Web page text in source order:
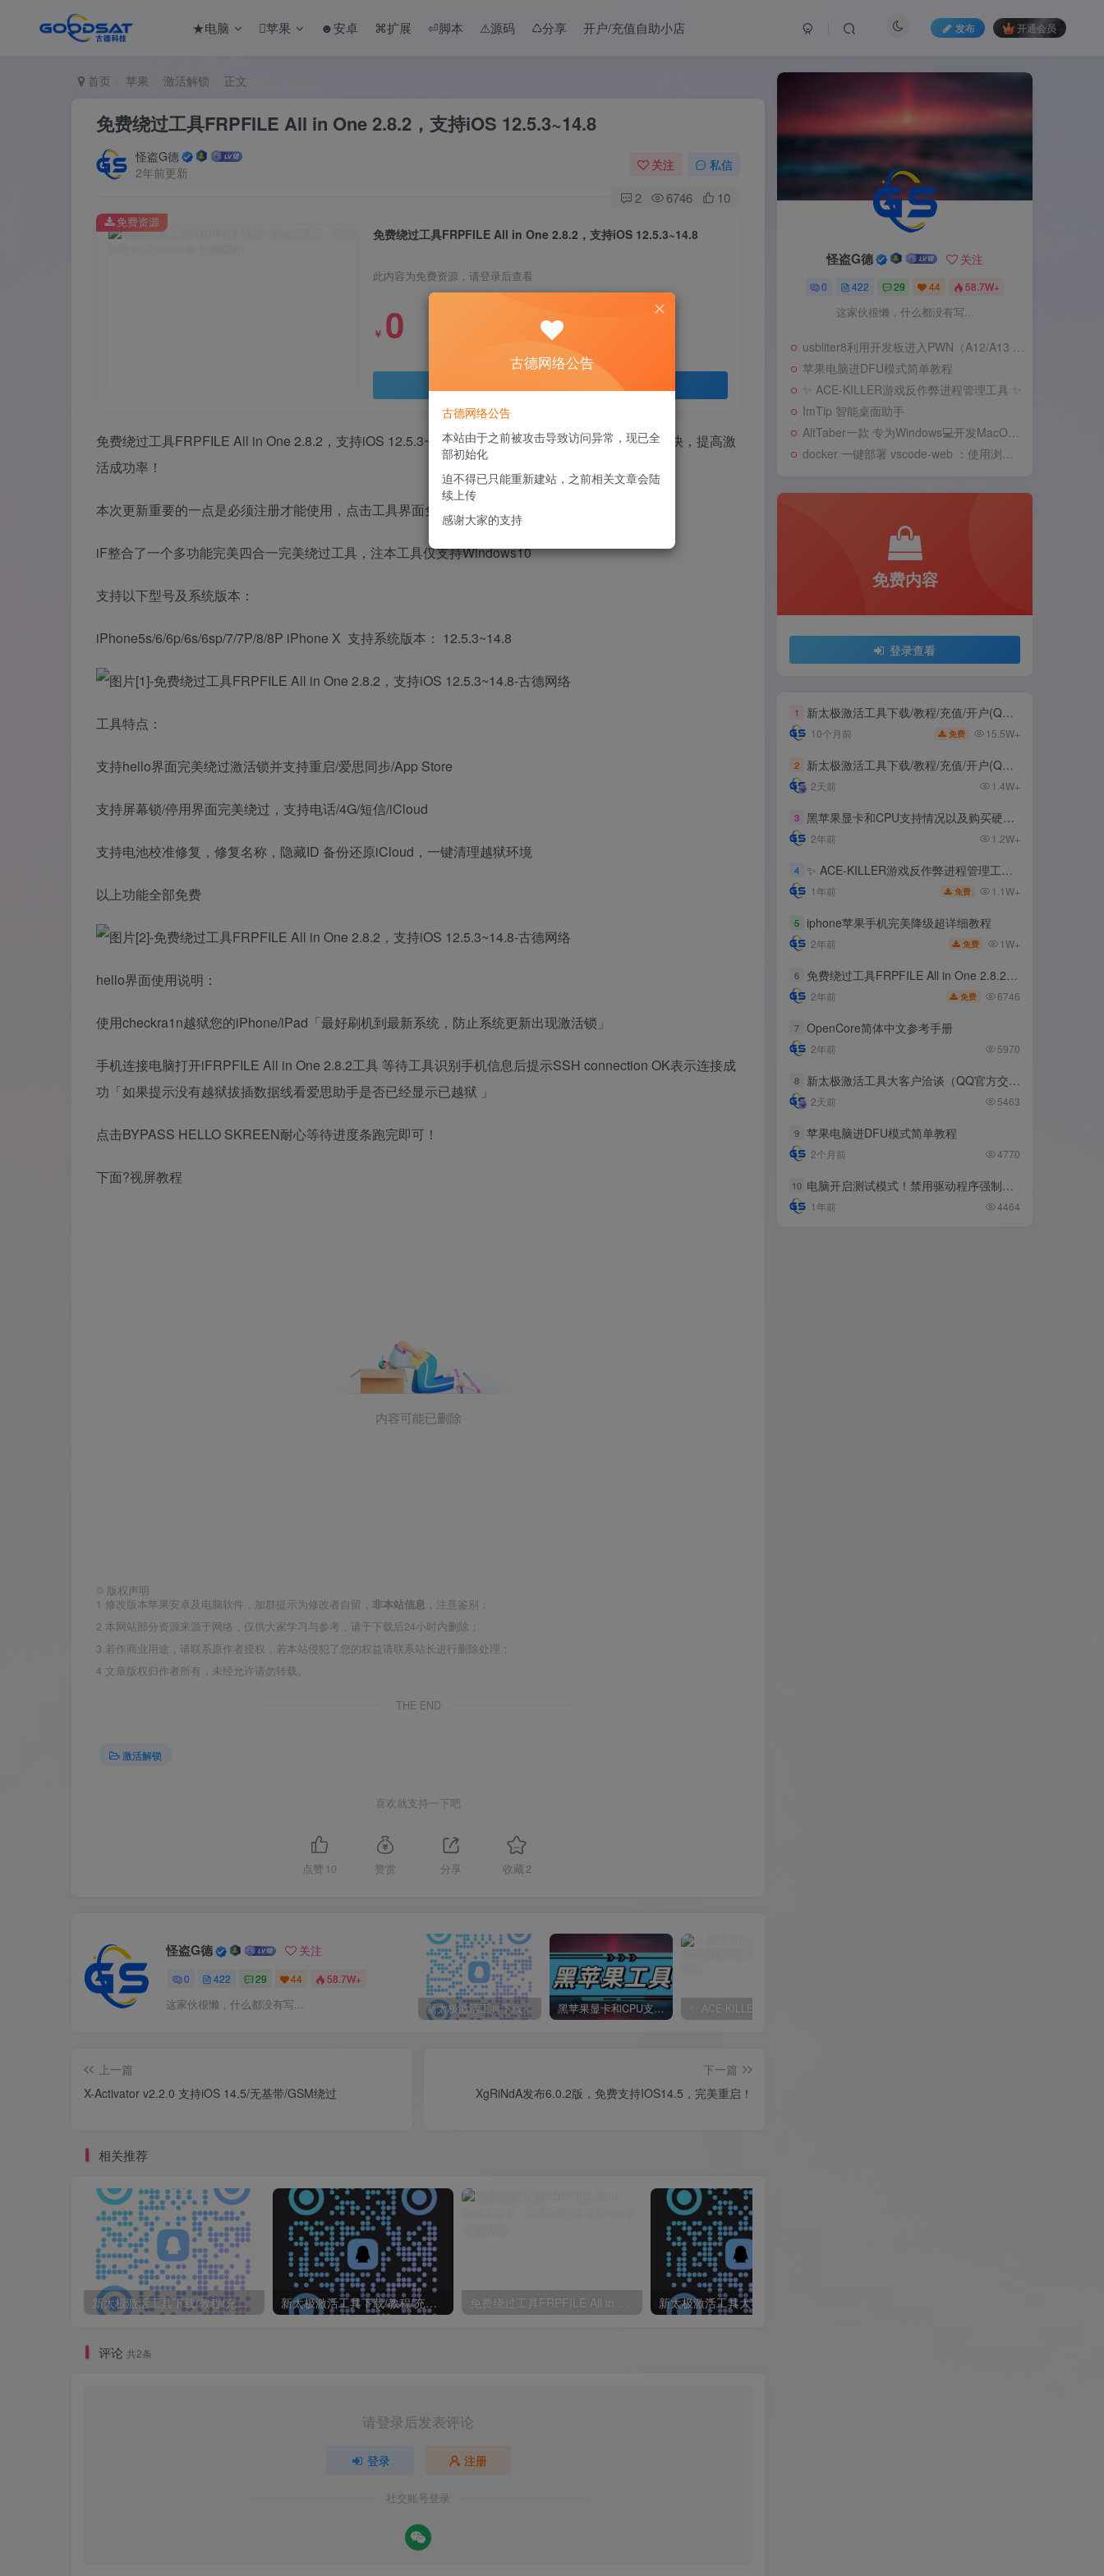
★电脑 苹果 ☻安卓 ⌘扩展 ⏎脚本 ⚠︎源码 ♺分享 开户/充值自助小店 发布 开通会员
首页 苹果 激活解锁 正文
免费绕过工具FRPFILE All in One 2.8.2，支持iOS 12.5.3~14.8
怪盗G德
2年前更新
关注 私信
2 6746 10
免费绕过工具FRPFILE All in One 2.8.2，支持iOS 12.5.3~14.8
此内容为免费资源，请登录后查看
￥ 0
免费资源
免费绕过工具FRPFILE All in One 2.8.2，支持iOS 12.5.3~14.8 修复了一切问题，更重要的是速度变快，提高激
活成功率！
本次更新重要的一点是必须注册才能使用，点击工具界面免费注册SN
iF整合了一个多功能完美四合一完美绕过工具，注本工具仅支持Windows10
支持以下型号及系统版本：
iPhone5s/6/6p/6s/6sp/7/7P/8/8P iPhone X 支持系统版本： 12.5.3~14.8
工具特点：
支持hello界面完美绕过激活锁并支持重启/爱思同步/App Store
支持屏幕锁/停用界面完美绕过，支持电话/4G/短信/iCloud
支持电池校准修复，修复名称，隐藏ID 备份还原iCloud，一键清理越狱环境
以上功能全部免费
hello界面使用说明：
使用checkra1n越狱您的iPhone/iPad「最好刷机到最新系统，防止系统更新出现激活锁」
手机连接电脑打开iFRPFILE All in One 2.8.2工具 等待工具识别手机信息后提示SSH connection OK表示连接成
功「如果提示没有越狱拔插数据线看爱思助手是否已经显示已越狱 」
点击BYPASS HELLO SKREEN耐心等待进度条跑完即可！
下面?视屏教程
© 版权声明
1 修改版本苹果安卓及电脑软件，加群提示为修改者自留， 非本站信息 ，注意鉴别；
2 本网站部分资源来源于网络，仅供大家学习与参考，请于下载后24小时内删除；
3 若作商业用途，请联系原作者授权，若本站侵犯了您的权益请联系站长进行删除处理；
4 文章版权归作者所有，未经允许请勿转载。
THE END
激活解锁
喜欢就支持一下吧
点赞 10 赞赏 分享 收藏 2
怪盗G德 关注
0 422 29 44 58.7W+
这家伙很懒，什么都没有写... 新太极激活工具下载/教程/充值/开户(QQ交流群号749113977) 黑苹果显卡和CPU支持情况以及购买硬件防踩坑指南
上一篇
X-Activator v2.2.0 支持iOS 14.5/无基带/GSM绕过
下一篇
XgRiNdA发布6.0.2版，免费支持IOS14.5，完美重启！
相关推荐
新太极激活工具下载/教程/充值/开户(QQ交流群号749113977) 新太极激活工具下载/教程/充值/开户(QQ交流群号:523943346)
评论 共2条
请登录后发表评论
登录 注册
社交账号登录
怪盗G德 关注
0 422 29 44 58.7W+
这家伙很懒，什么都没有写...
usbliter8利用开发板进入PWN（A12/A13 SecureROM 漏洞利用）
苹果电脑进DFU模式简单教程
✨ ACE-KILLER游戏反作弊进程管理工具 ✨
ImTip 智能桌面助手
AltTaber一款 专为Windows💻️开发MacOS 风格的窗口/应用切换器
docker 一键部署 vscode-web ：使用浏览器远程开发
免费内容
登录查看
1 新太极激活工具下载/教程/充值/开户(QQ交流群号749113977)
10个月前 免费 15.5W+
2 新太极激活工具下载/教程/充值/开户(QQ交流群号:523943346)
2天前 1.4W+
3 黑苹果显卡和CPU支持情况以及购买硬件防踩坑指南
2年前 1.2W+
4 ✨ ACE-KILLER游戏反作弊进程管理工具 ✨
1年前 免费 1.1W+
5 iphone苹果手机完美降级超详细教程
2年前 免费 1W+
6 免费绕过工具FRPFILE All in One 2.8.2，支持iOS 12.5.3~14.8
2年前 免费 6746
7 OpenCore简体中文参考手册
2年前 5970
8 新太极激活工具大客户洽谈（QQ官方交流群：523943346）
2天前 5463
9 苹果电脑进DFU模式简单教程
2个月前 4770
10 电脑开启测试模式！禁用驱动程序强制签名！（大概操作方法）
1年前 4464
怪盗G德 关注
0 422 29 44 58.7W+
这家伙很懒，什么都没有写...
usbliter8利用开发板进入PWN（A12/A13 SecureROM 漏洞利用）
苹果电脑进DFU模式简单教程
✨ ACE-KILLER游戏反作弊进程管理工具 ✨
ImTip 智能桌面助手
AltTaber一款 专为Windows💻️开发MacOS 风格的窗口/应用切换器
docker 一键部署 vscode-web ：使用浏览器远程开发
免费内容
登录查看
1 新太极激活工具下载/教程/充值/开户(QQ交流群号749113977)
10个月前 免费 15.5W+
2 新太极激活工具下载/教程/充值/开户(QQ交流群号:523943346)
2天前 1.4W+
3 黑苹果显卡和CPU支持情况以及购买硬件防踩坑指南
2年前 1.2W+
4 ✨ ACE-KILLER游戏反作弊进程管理工具 ✨
1年前 免费 1.1W+
5 iphone苹果手机完美降级超详细教程
2年前 免费 1W+
6 免费绕过工具FRPFILE All in One 2.8.2，支持iOS 12.5.3~14.8
2年前 免费 6746
7 OpenCore简体中文参考手册
2年前 5970
8 新太极激活工具大客户洽谈（QQ官方交流群：523943346）
2天前 5463
9 苹果电脑进DFU模式简单教程
2个月前 4770
10 电脑开启测试模式！禁用驱动程序强制签名！（大概操作方法）
1年前 4464
古德网络公告
古德网络公告
本站由于之前被攻击导致访问异常，现已全
部初始化
迫不得已只能重新建站，之前相关文章会陆
续上传
感谢大家的支持